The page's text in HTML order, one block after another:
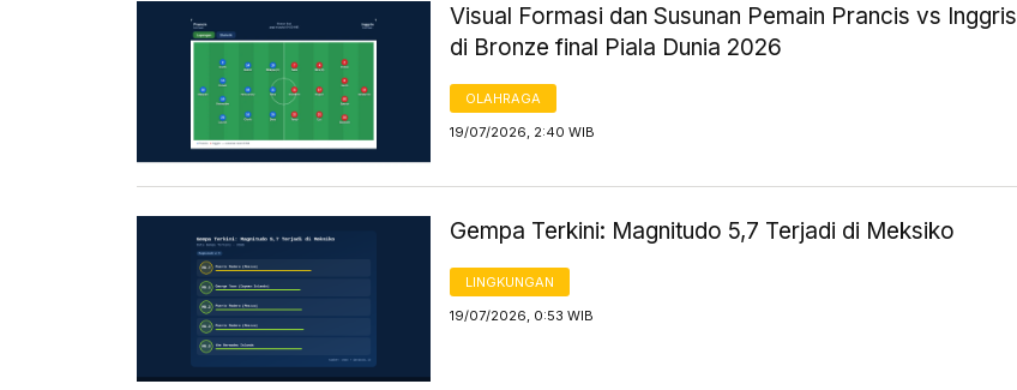
Visual Formasi dan Susunan Pemain Prancis vs Inggris
di Bronze final Piala Dunia 2026
OLAHRAGA
19/07/2026, 2:40 WIB
Gempa Terkini: Magnitudo 5,7 Terjadi di Meksiko
LINGKUNGAN
19/07/2026, 0:53 WIB